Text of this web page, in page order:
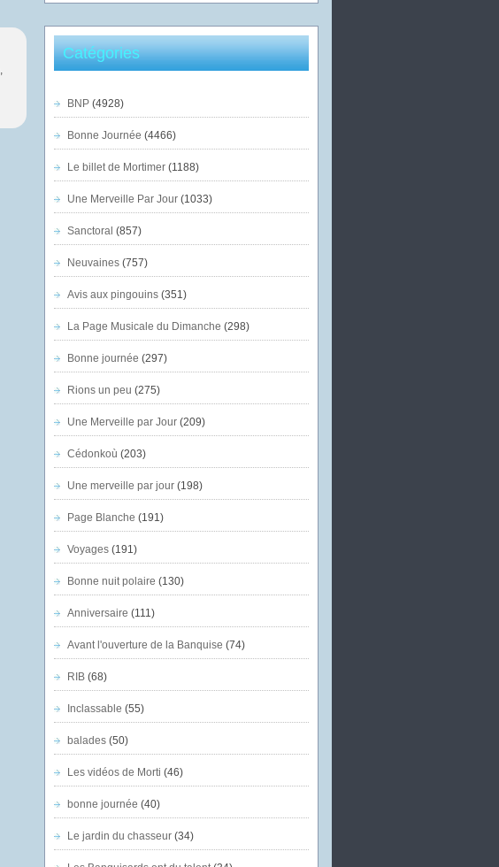
Catégories
BNP(4928)
Bonne Journée (4466)
Le billet de Mortimer(1188)
Une Merveille Par Jour(1033)
Sanctoral (857)
Neuvaines(757)
Avis aux pingouins(351)
La Page Musicale du Dimanche (298)
Bonne journée (297)
Rions un peu (275)
Une Merveille par Jour(209)
Cédonkoù (203)
Une merveille par jour(198)
Page Blanche (191)
Voyages(191)
Bonne nuit polaire (130)
Anniversaire (111)
Avant l'ouverture de la Banquise (74)
RIB(68)
Inclassable (55)
balades(50)
Les vidéos de Morti (46)
bonne journée (40)
Le jardin du chasseur(34)